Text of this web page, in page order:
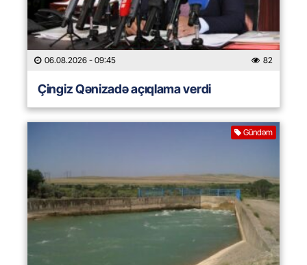
06.08.2026 - 09:45 82
Çingiz Qənizadə açıqlama verdi
Gündəm